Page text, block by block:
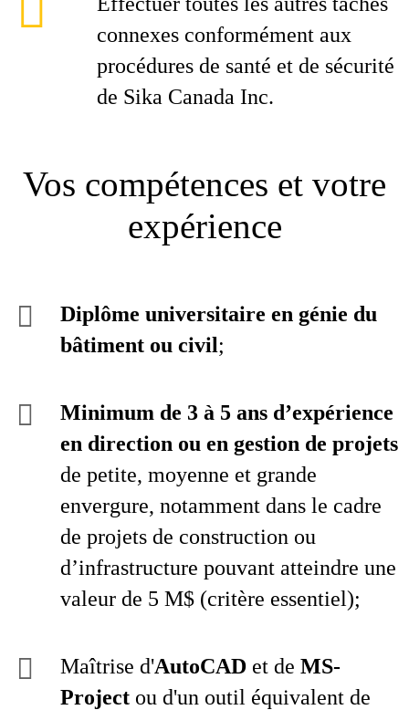
connexes conformément aux
procédures de santé et de sécurité
de Sika Canada Inc.
Vos compétences et votre
expérience
Diplôme universitaire en génie du
bâtiment ou civil;
Minimum de 3 à 5 ans d’expérience
en direction ou en gestion de projets
de petite, moyenne et grande
envergure, notamment dans le cadre
de projets de construction ou
d’infrastructure pouvant atteindre une
valeur de 5 M$ (critère essentiel);
Maîtrise d'AutoCAD et de MS-
Project ou d'un outil équivalent de